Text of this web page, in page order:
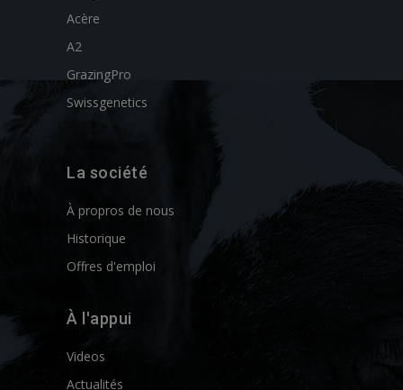
Acère
A2
GrazingPro
Swissgenetics
La société
À propros de nous
Historique
Offres d'emploi
À l'appui
Videos
Actualités